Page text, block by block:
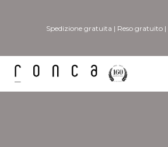
Spedizione gratuita | Reso gratuito|